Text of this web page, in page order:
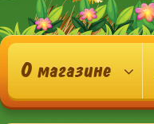
О магазине